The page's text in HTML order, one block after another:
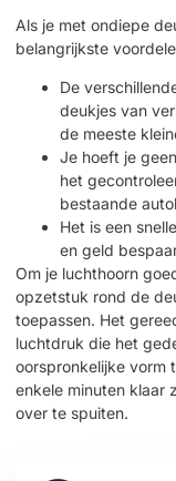
Als je met ondiepe
belangrijkste
De
deukjes van
de meeste
Je hoeft je
het
bestaande
Het is een
en geld
Om je luchthoorn
opzetstuk rond de
toepassen. Het
luchtdruk die het
oorspronkelijke vorm
enkele minuten klaar
over te spuiten.